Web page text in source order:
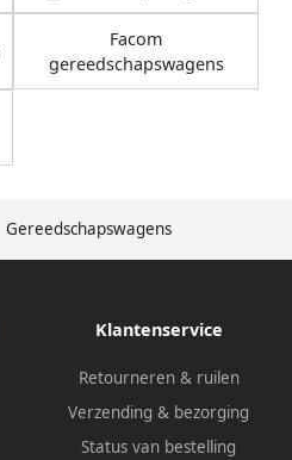
Gereedschapswagens
Facom
gereedschapswagens
Klantenservice
Retourneren & ruilen
Verzending & bezorging
Status van bestelling